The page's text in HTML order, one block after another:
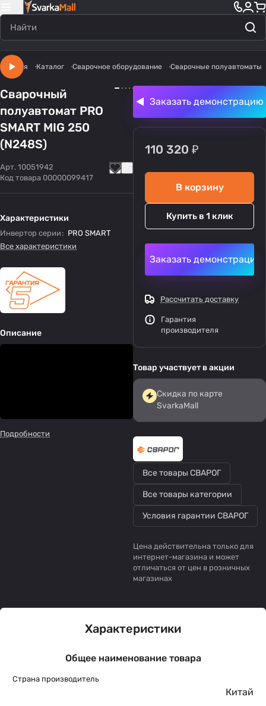
Главная Каталог Сварочное оборудование Сварочные полуавтоматы
Сварочный
полуавтомат PRO
SMART MIG 250
(N248S)
Арт. 10051942
Код товара 00000099417
Характеристики
Инвертор серии : PRO SMART
Все характеристики
Описание
Подробности
Заказать демонстрацию
110 320 ₽
В корзину
Купить в 1 клик
Заказать демонстрацию
Рассчитать доставку
Гарантия
производителя
Товар участвует в акции
Скидка по карте
SvarkaMall
Все товары СВАРОГ
Все товары категории
Условия гарантии СВАРОГ
Цена действительна только для
интернет-магазина и может
отличаться от цен в розничных
магазинах
Характеристики
Общее наименование товара
Страна производитель
Китай